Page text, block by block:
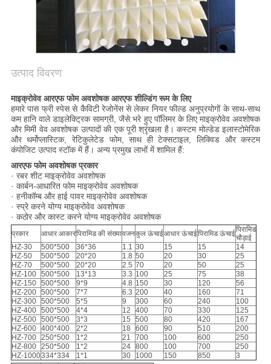
उत्पाद विवरण
माइक्रोवेव आरएफ फोम अवशोषक आरएफ शील्डिंग रूम के लिए
हमारे पास फ्री स्पेस से कैविटी रेजोनेंस से लेकर नियर फील्ड अनुप्रयोगों के साथ-साथ
कम हानि वाले डाइलेक्ट्रिक सामग्री, जैसे भरे हुए पॉलिमर के लिए माइक्रोवेव अवशोषक
और मिमी वेव अवशोषक उत्पादों की एक पूरी श्रृंखला है। कस्टम मोल्डेड इलास्टोमेरिक
और थर्मोप्लास्टिक, रेटिकुलेटेड फोम, साथ ही टेक्सटाइल, लिक्विड और कस्टम
कंपोजिट उत्पाद स्टॉक में हैं। अन्य प्रमुख लाभों में शामिल हैं:
आरएफ फोम अवशोषक प्रकार
· रबर शीट माइक्रोवेव अवशोषक
· कार्बन-आधारित फोम माइक्रोवेव अवशोषक
· हनीकॉम्ब और हाई पावर माइक्रोवेव अवशोषक
· स्प्रे करने योग्य माइक्रोवेव अवशोषक
· कठोर और कास्ट करने योग्य माइक्रोवेव अवशोषक
प्रकार आधार आकारपिरामिड की संख्यावजनकुल ऊंचाईआधार ऊंचाईपिरामिड ऊंचाईपिरामिड
चौड़ाई
HZ-30
500*500 36*36 1.1 30 15 15
14
HZ-50
500*500 20*20 1.8 50 20 30
25
HZ-70
500*500 20*20 2.5 70 20 50
25
HZ-100 500*500 13*13 3.3 100 25 75
38
HZ-150 500*500 9*9 4.8 150 30 120
56
HZ-200 500*500 7*7 6.3 200 40 160
71
HZ-300 500*500 5*5 9 300 60 240
100
HZ-400 500*500 4*4 12 400 70 330
125
HZ-500 500*500 3*3 15 500 80 420
167
HZ-600 400*400 2*2 18 600 90 510
200
HZ-700 250*500 1*2 21 700 100 600
250
HZ-800 250*500 1*2 24 800 100 700
250
HZ-1000334*334 1*1 30 1000 150 850
3